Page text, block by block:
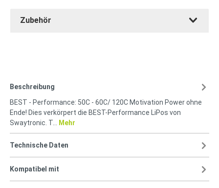
Zubehör
Beschreibung
BEST - Performance: 50C - 60C/ 120C Motivation Power ohne
Ende! Dies verkörpert die BEST-Performance LiPos von
Swaytronic. T…
Mehr
Technische Daten
Kompatibel mit